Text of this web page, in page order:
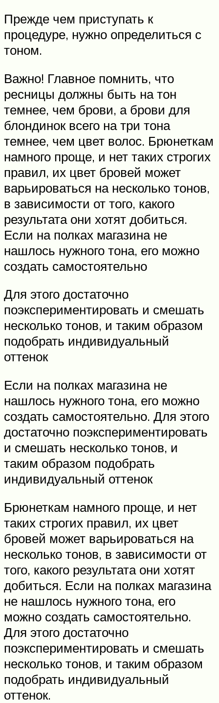
Прежде чем приступать к
процедуре, нужно определиться с
тоном.
Важно! Главное помнить, что
ресницы должны быть на тон
темнее, чем брови, а брови для
блондинок всего на три тона
темнее, чем цвет волос. Брюнеткам
намного проще, и нет таких строгих
правил, их цвет бровей может
варьироваться на несколько тонов,
в зависимости от того, какого
результата они хотят добиться.
Если на полках магазина не
нашлось нужного тона, его можно
создать самостоятельно
Для этого достаточно
поэкспериментировать и смешать
несколько тонов, и таким образом
подобрать индивидуальный
оттенок
Если на полках магазина не
нашлось нужного тона, его можно
создать самостоятельно. Для этого
достаточно поэкспериментировать
и смешать несколько тонов, и
таким образом подобрать
индивидуальный оттенок
Брюнеткам намного проще, и нет
таких строгих правил, их цвет
бровей может варьироваться на
несколько тонов, в зависимости от
того, какого результата они хотят
добиться. Если на полках магазина
не нашлось нужного тона, его
можно создать самостоятельно.
Для этого достаточно
поэкспериментировать и смешать
несколько тонов, и таким образом
подобрать индивидуальный
оттенок.